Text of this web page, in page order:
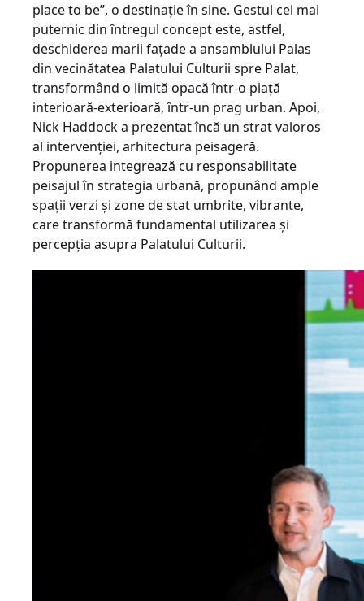
place to be”, o destinație în sine. Gestul cel mai
puternic din întregul concept este, astfel,
deschiderea marii fațade a ansamblului Palas
din vecinătatea Palatului Culturii spre Palat,
transformând o limită opacă într-o piață
interioară-exterioară, într-un prag urban. Apoi,
Nick Haddock a prezentat încă un strat valoros
al intervenției, arhitectura peisageră.
Propunerea integrează cu responsabilitate
peisajul în strategia urbană, propunând ample
spații verzi și zone de stat umbrite, vibrante,
care transformă fundamental utilizarea și
percepția asupra Palatului Culturii.